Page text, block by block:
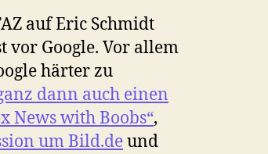
auf Eric Schmidt
vor Google. Vor allem
härter zu
dann auch einen
News with Boobs“,
um Bild.deund